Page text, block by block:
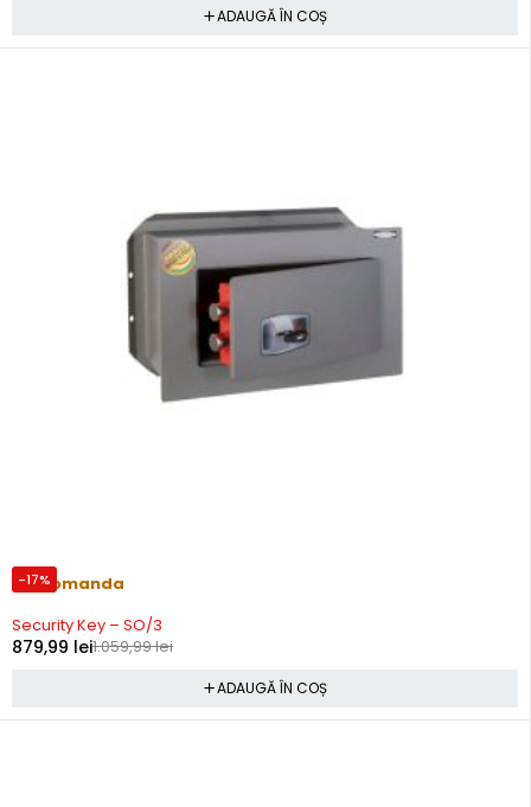
ADAUGĂ ÎN COȘ
-17%
Precomanda
Security Key – SO/3
1.059,99lei
879,99 lei
ADAUGĂ ÎN COȘ